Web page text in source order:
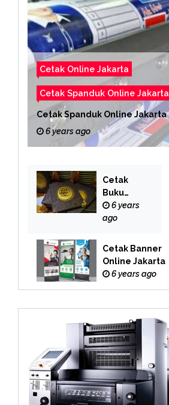
Cetak Online Jakarta
Cetak Spanduk Online Jakarta
Cetak Spanduk Online Jakarta
6 years ago
Cetak
Buku
Yasin
Online
6 years
ago
Cetak Banner
Online Jakarta
6 years ago